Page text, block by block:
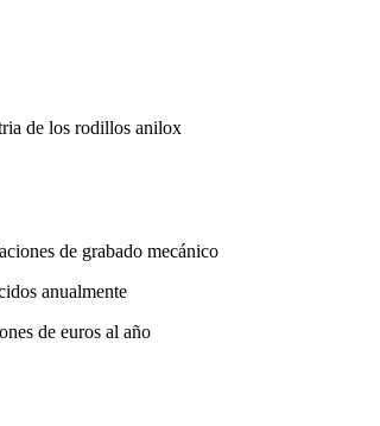
de los rodillos anilox
de grabado mecánico
anualmente
de euros al año